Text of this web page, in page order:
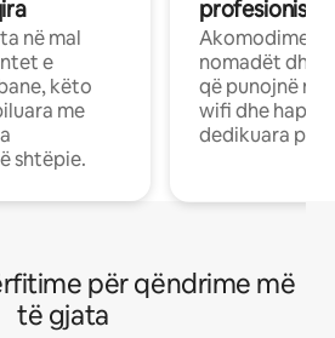
në mal
e
këto
me
shtëpie.
Akomodime
nomadët dhe
që punojnë në
wifi dhe
dedikuara
për qëndrime më
të gjata